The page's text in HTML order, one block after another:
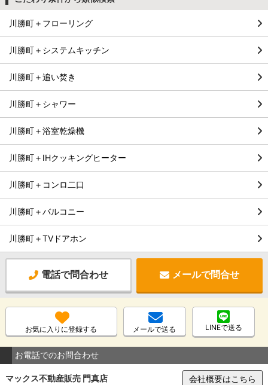
川勝町＋フローリング
川勝町＋システムキッチン
川勝町＋追い焚き
川勝町＋シャワー
川勝町＋浴室乾燥機
川勝町＋IHクッキングヒーター
川勝町＋コンロ二口
川勝町＋バルコニー
川勝町＋TVドアホン
電話で問合わせ メールで問合せ
お気に入りに登録する メールで送る LINEで送る
お電話でのお問合わせ
マックス不動産販売 門真店 会社概要はこちら